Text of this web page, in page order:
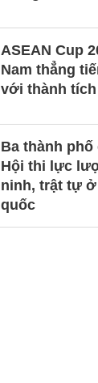
ASEAN Cup
Nam thẳng
với thành
Ba thành phố
Hội thi lực
ninh, trật tự
quốc